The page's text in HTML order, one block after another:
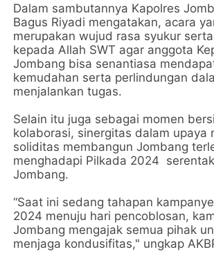
Dalam sambutannya Kapolres
Bagus Riyadi mengatakan, acara
merupakan wujud rasa syukur
kepada Allah SWT agar anggota
Jombang bisa senantiasa
kemudahan serta perlindungan
menjalankan tugas.
Selain itu juga sebagai momen
kolaborasi, sinergitas dalam upaya
soliditas membangun Jombang
menghadapi Pilkada 2024
Jombang.
“Saat ini sedang tahapan
2024 menuju hari pencoblosan,
Jombang mengajak semua pihak
menjaga kondusifitas," ungkap